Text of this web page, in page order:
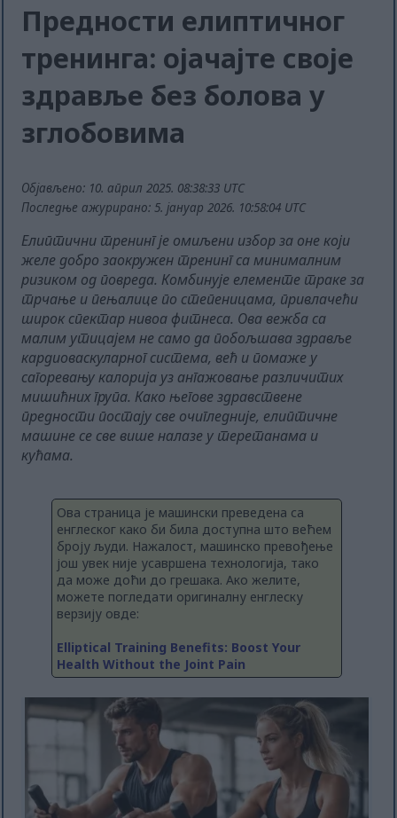
Предности елиптичног
тренинга: ојачајте своје
здравље без болова у
зглобовима
Објављено: 10. април 2025. 08:38:33 UTC
Последње ажурирано: 5. јануар 2026. 10:58:04 UTC
Елиптични тренинг је омиљени избор за оне који
желе добро заокружен тренинг са минималним
ризиком од повреда. Комбинује елементе траке за
трчање и пењалице по степеницама, привлачећи
широк спектар нивоа фитнеса. Ова вежба са
малим утицајем не само да побољшава здравље
кардиоваскуларног система, већ и помаже у
сагоревању калорија уз ангажовање различитих
мишићних група. Како његове здравствене
предности постају све очигледније, елиптичне
машине се све више налазе у теретанама и
кућама.
Ова страница је машински преведена са
енглеског како би била доступна што већем
броју људи. Нажалост, машинско превођење
још увек није усавршена технологија, тако
да може доћи до грешака. Ако желите,
можете погледати оригиналну енглеску
верзију овде:
Elliptical Training Benefits: Boost Your
Health Without the Joint Pain